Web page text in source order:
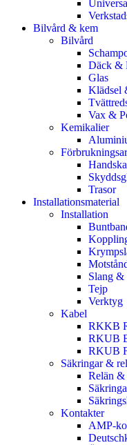
Bilvård & kem
Bilvård
Däck &
Glas
Klädsel
Vax &
Kemikalier
Trasor
Installationsmaterial
Installation
Slang &
Tejp
Verktyg
Kabel
RKKB
RKUB
RKUB
Säkringar &
Relän &
Kontakter
AMP-